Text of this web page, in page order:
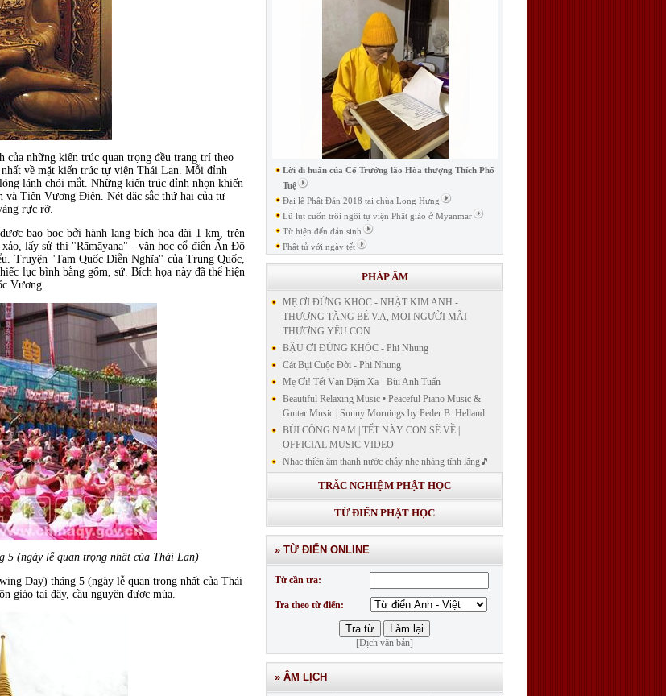
của những kiến trúc quan trọng đều trang trí theo
về mặt kiến trúc tự viện Thái Lan. Mỗi đỉnh
lánh chói mắt. Những kiến trúc đỉnh nhọn khiến
Tiên Vương Điện. Nét đặc sắc thứ hai của tự
rực rỡ.
bao bọc bởi hành lang bích họa dài 1 km, trên
lấy sử thi "Rāmāyaṇa" - văn học cổ điển Ấn Độ
Truyện "Tam Quốc Diễn Nghĩa" của Trung Quốc,
lục bình bằng gốm, sứ. Bích họa này đã thể hiện
Vương.
5 (ngày lễ quan trọng nhất của Thái Lan)
Day) tháng 5 (ngày lễ quan trọng nhất của Thái
giáo tại đây, cầu nguyện được mùa.
Lời di huấn của Cố Trưởng lão Hòa thượng Thích Phổ
Tuệ
Đại lễ Phật Đản 2018 tại chùa Long Hưng
Lũ lụt cuốn trôi ngôi tự viện Phật giáo ở Myanmar
Từ hiện đến đản sinh
Phât tử với ngày tết
PHÁP ÂM
MẸ ƠI ĐỪNG KHÓC - NHẬT KIM ANH -
THƯƠNG TẶNG BÉ V.A, MỌI NGƯỜI MÃI
THƯƠNG YÊU CON
BẬU ƠI ĐỪNG KHÓC - Phi Nhung
Cát Bụi Cuộc Đời - Phi Nhung
Mẹ Ơi! Tết Vạn Dặm Xa - Bùi Anh Tuấn
Beautiful Relaxing Music • Peaceful Piano Music &
Guitar Music | Sunny Mornings by Peder B. Helland
BÙI CÔNG NAM | TẾT NÀY CON SẼ VỀ |
OFFICIAL MUSIC VIDEO
Nhạc thiền âm thanh nước chảy nhẹ nhàng tĩnh lặng🎵
Nhạc thiền lặng tâm
KINH BẢN NGUYỆN CÔNG ĐỨC DƯỢC SƯ
LƯU LY QUANG NHƯ LAI"
GIẢNG GIẢI KINH DƯỢC SƯ - BÀI 14/ GIẢNG
GIẢI KINH BẢN NGUYỆN CÔNG ĐỨC DƯỢC
SƯ LƯU LY QUANG NHƯ LAI
GIẢNG GIẢI KINH DƯỢC SƯ
TRẮC NGHIỆM PHẬT HỌC
TỪ ĐIỂN PHẬT HỌC
» TỪ ĐIỂN ONLINE
Từ cần tra:
Tra theo từ điển:
[Dịch văn bản]
» ÂM LỊCH